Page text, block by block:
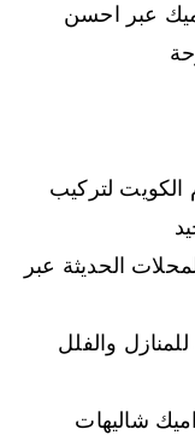
عبر احسن
لتركيب
الحديثة عبر
والفلل
شاليهات